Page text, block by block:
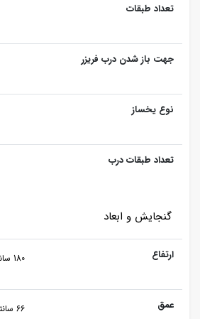
تعداد طبقات
جهت باز شدن درب فریزر
نوع یخساز
تعداد طبقات درب
گنجایش و ابعاد
ارتفاع 180 سانتی‌متر
عمق 66 سانتی‌متر